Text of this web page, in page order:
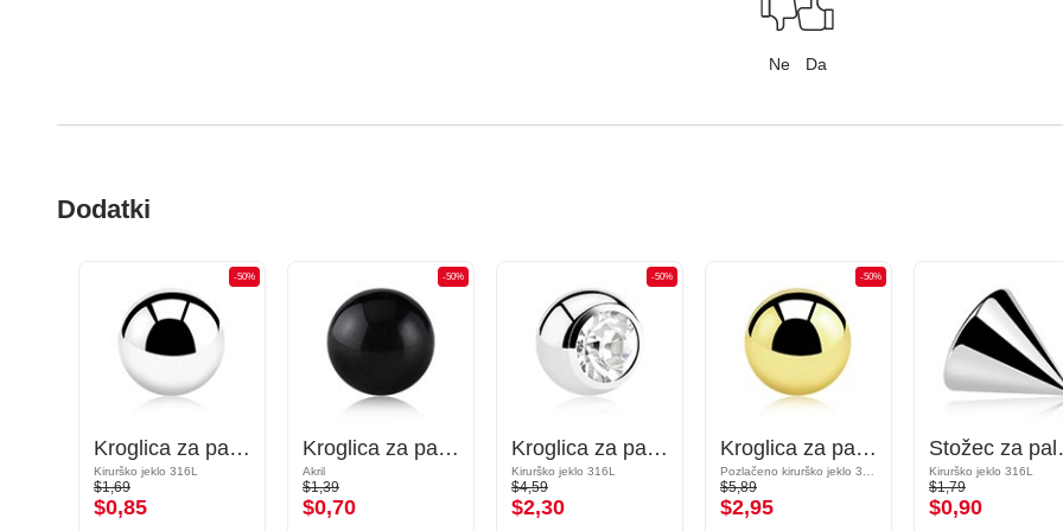
Ne Da
Dodatki
-50%
Kroglica za palčke z navojem (kirurško jeklo, srebrna, sijoč zaključek)
Kirurško jeklo 316L
$1,69
$0,85
-50%
Kroglica za palčke z navojem (akril, različne barve)
Akril
$1,39
$0,70
-50%
Kroglica za palčke z navojem (kirurško jeklo, srebrna, sijoč zaključek) s/z Kristalni kamen
Kirurško jeklo 316L
$4,59
$2,30
-50%
Kroglica za palčke z navojem (kirurško jeklo, zlata, sijoč zaključek)
$5,89
$2,95
Stožec
Kirurško jeklo 316L
$1,79
$0,90